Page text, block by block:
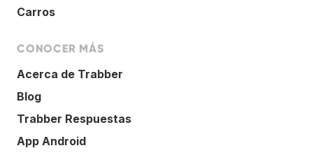
Carros
CONOCER MÁS
Acerca de Trabber
Blog
Trabber Respuestas
App Android